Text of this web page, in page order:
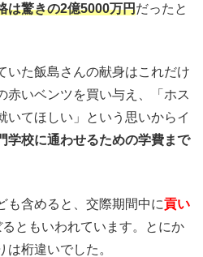
は驚きの2億5000万円だったと
いた飯島さんの献身はこれだけ
赤いベンツを買い与え、「ホス
いてほしい」という思いからイ
学校に通わせるための学費まで
も含めると、交際期間中に貢い
るともいわれています。とにか
は桁違いでした。